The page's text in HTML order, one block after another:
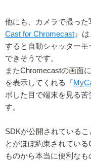
他にも、カメラで撮っ
Cast for Chromecast 』
すると自動シャッター
できそうです。
またChromecastの画面
を表示してくれる『
ボした目で端末を見る
す。
SDKが公開されている
とがほぼ約束されてい
ものから本当に便利な